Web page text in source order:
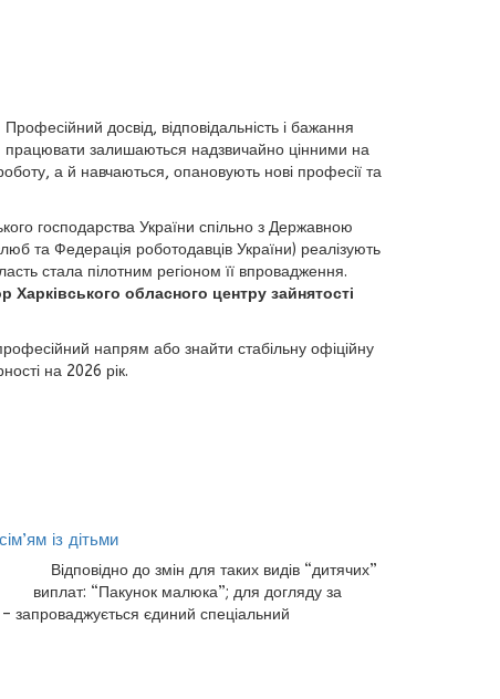
Професійний досвід, відповідальність і бажання
працювати залишаються надзвичайно цінними на
а й навчаються, опановують нові професії та
господарства України спільно з Державною
та Федерація роботодавців України) реалізують
стала пілотним регіоном її впровадження.
обласного центру зайнятості
напрям або знайти стабільну офіційну
на 2026 рік.
із дітьми
Відповідно до змін для таких видів “дитячих”
виплат: “Пакунок малюка”; для догляду за
запроваджується єдиний спеціальний